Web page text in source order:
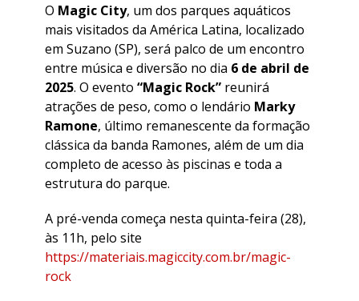
O Magic City, um dos parques aquáticos
mais visitados da América Latina, localizado
em Suzano (SP), será palco de um encontro
entre música e diversão no dia 6 de abril de
2025. O evento “Magic Rock” reunirá
atrações de peso, como o lendário Marky
Ramone, último remanescente da formação
clássica da banda Ramones, além de um dia
completo de acesso às piscinas e toda a
estrutura do parque.
A pré-venda começa nesta quinta-feira (28),
às 11h, pelo site
https://materiais.magiccity.com.br/magic-
rock